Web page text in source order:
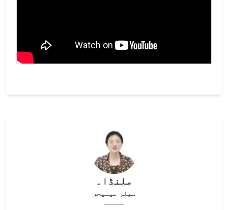
ملنڈا۔
سیلز مینیجر